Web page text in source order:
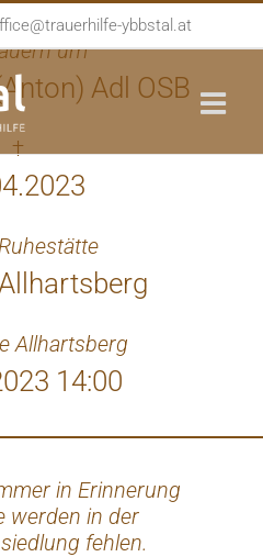
ybbstal.at
um
Adl OSB
†
Allhartsberg
14:00
in Erinnerung
werden in der
fehlen.